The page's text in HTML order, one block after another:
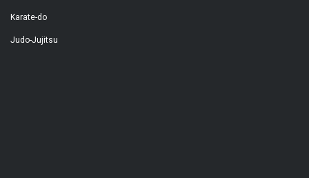
Karate-do
Judo-Jujitsu